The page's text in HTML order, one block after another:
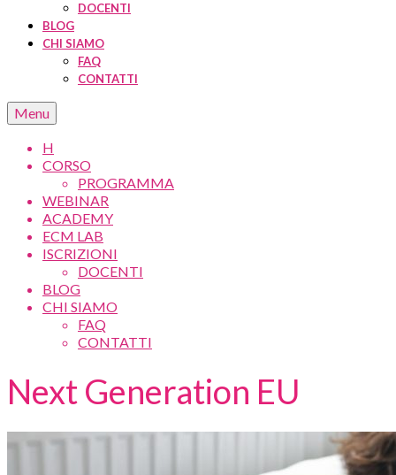
DOCENTI
BLOG
CHI SIAMO
FAQ
CONTATTI
Menu
H
CORSO
PROGRAMMA
WEBINAR
ACADEMY
ECM LAB
ISCRIZIONI
DOCENTI
BLOG
CHI SIAMO
FAQ
CONTATTI
Next Generation EU